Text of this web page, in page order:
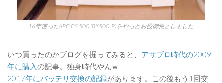
16年使ったAPC CS 500 (BK500JP)をやっとお役御免としました
いつ買ったのかブログを掘ってみると、 アサブロ時代の2009
年に購入の記事。独身時代やんｗ
2017年にバッテリ交換の記録があります。この後もう1回交